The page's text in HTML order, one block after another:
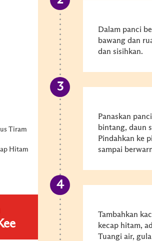
Tiram
Hitam
Dalam panci
bawang dan
dan sisihkan.
Panaskan
bintang, daun
Pindahkan ke
sampai
Tambahkan
kecap hitam,
Tuangi air,